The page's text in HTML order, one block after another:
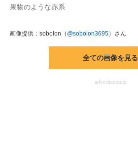
果物のような赤系
画像提供：sobolon（ @sobolon3695）さん
全ての画像を見る
advertisement